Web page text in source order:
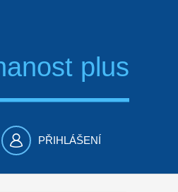
plus
PŘIHLÁŠENÍ